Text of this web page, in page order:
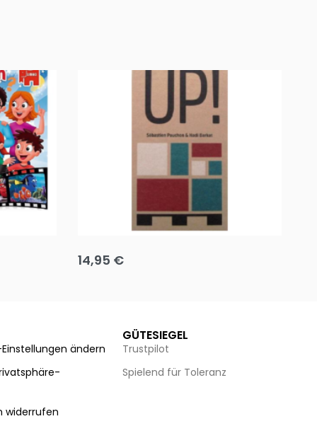
Team up
14,95 €
ändern
widerrufen
GÜTESIEGEL
Trustpilot
Spielend für Toleranz